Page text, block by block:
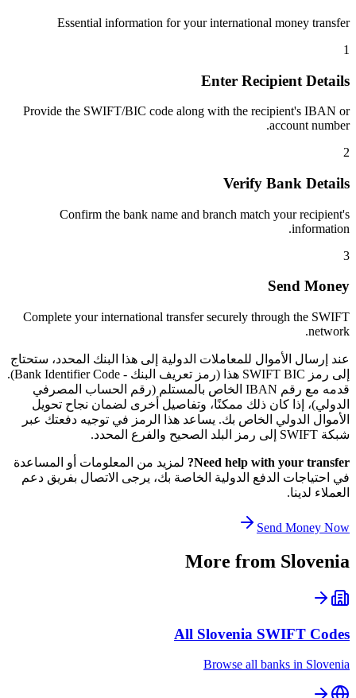
Essential information for your international money transfer
1
Enter Recipient Details
Provide the SWIFT/BIC code along with the recipient's IBAN or
account number.
2
Verify Bank Details
Confirm the bank name and branch match your recipient's
information.
3
Send Money
Complete your international transfer securely through the SWIFT
network.
عند إرسال الأموال للمعاملات الدولية إلى هذا البنك المحدد، ستحتاج
إلى رمز SWIFT BIC هذا (رمز تعريف البنك - Bank Identifier Code).
قدمه مع رقم IBAN الخاص بالمستلم (رقم الحساب المصرفي
الدولي)، إذا كان ذلك ممكنًا، وتفاصيل أخرى لضمان نجاح تحويل
الأموال الدولي الخاص بك. يساعد هذا الرمز في توجيه دفعتك عبر
شبكة SWIFT إلى رمز البلد الصحيح والفرع المحدد.
Need help with your transfer?
لمزيد من المعلومات أو المساعدة
في احتياجات الدفع الدولية الخاصة بك، يرجى الاتصال بفريق دعم
العملاء لدينا.
Send Money Now
More from Slovenia
All Slovenia SWIFT Codes
Browse all banks in Slovenia